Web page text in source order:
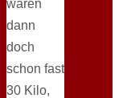
waren
dann
doch
schon fast
30 Kilo,